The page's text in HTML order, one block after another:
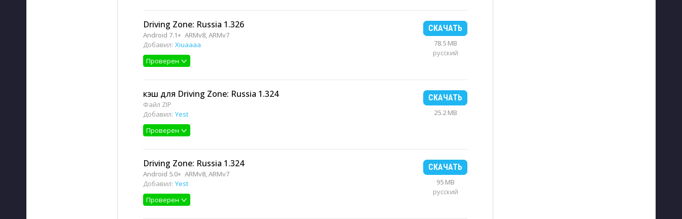
Driving Zone: Russia 1.326
Android 7.1+ ARMv8, ARMv7
Добавил: Xiuaaaa
Проверен
СКАЧАТЬ
78.5 MB
русский
кэш для Driving Zone: Russia 1.324
Файл ZIP
Добавил: Yest
Проверен
СКАЧАТЬ
25.2 MB
Driving Zone: Russia 1.324
Android 5.0+ ARMv8, ARMv7
Добавил: Yest
Проверен
СКАЧАТЬ
95 MB
русский